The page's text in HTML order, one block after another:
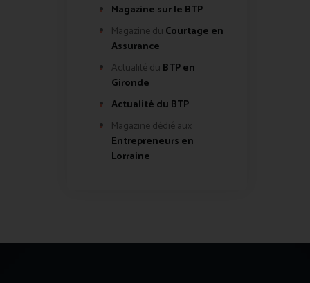
Magazine sur le BTP
Magazine du Courtage en
Assurance
Actualité du BTP en
Gironde
Actualité du BTP
Magazine dédié aux
Entrepreneurs en
Lorraine